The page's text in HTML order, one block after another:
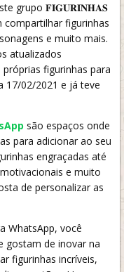
grupo 𝐅𝐈𝐆𝐔𝐑𝐈𝐍𝐇𝐀𝐒
figurinhas
e muito mais.
atualizados
figurinhas para
17/02/2021 e já teve
são espaços onde
para adicionar ao seu
engraçadas até
e muito
de personalizar as
WhatsApp, você
gostam de inovar na
figurinhas incríveis,